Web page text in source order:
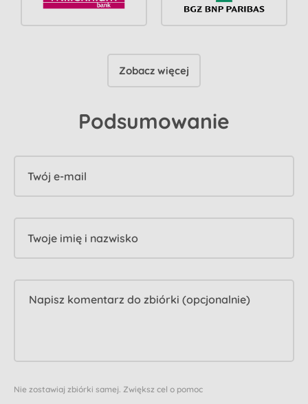
Zobacz więcej
Podsumowanie
Twój e-mail
Twoje imię i nazwisko
Nie zostawiaj zbiórki samej. Zwiększ cel o pomoc